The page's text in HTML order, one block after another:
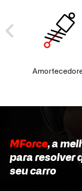
MForce, a
para resolver
seu carro